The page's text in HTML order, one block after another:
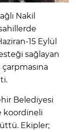
Nakil
15 Eylül
sağlayan
Belediyesi
koordineli
Ekipler;